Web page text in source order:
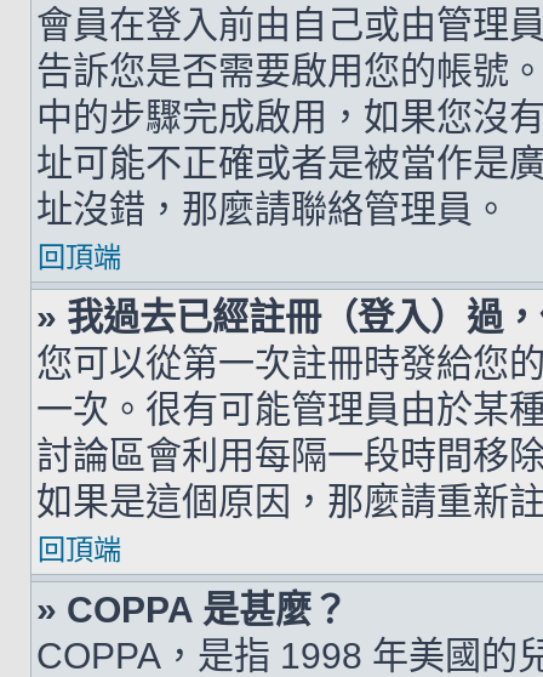
會員在登入前由自己或由管理
告訴您是否需要啟用您的帳號
中的步驟完成啟用，如果您沒
址可能不正確或者是被當作是
址沒錯，那麼請聯絡管理員。
回頂端
» 我過去已經註冊（登入）過
您可以從第一次註冊時發給您
一次。很有可能管理員由於某
討論區會利用每隔一段時間移
如果是這個原因，那麼請重新
回頂端
» COPPA 是甚麼？
COPPA，是指 1998 年美國的